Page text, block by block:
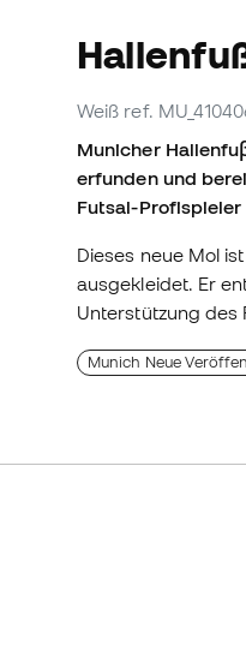
Weiß ref.
Municher
erfunden und
Futsal-
Dieses neue Mol
ausgekleidet. Er
Unterstützung des
Munich Neue